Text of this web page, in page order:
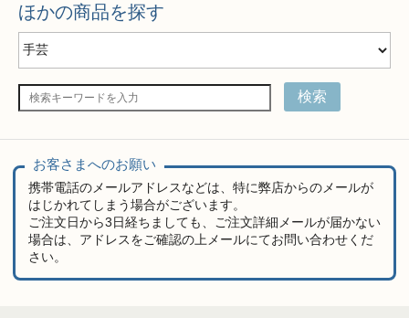
ほかの商品を探す
検索
お客さまへのお願い
携帯電話のメールアドレスなどは、特に弊店からのメールが
はじかれてしまう場合がございます。
ご注文日から3日経ちましても、ご注文詳細メールが届かない
場合は、アドレスをご確認の上メールにてお問い合わせくだ
さい。